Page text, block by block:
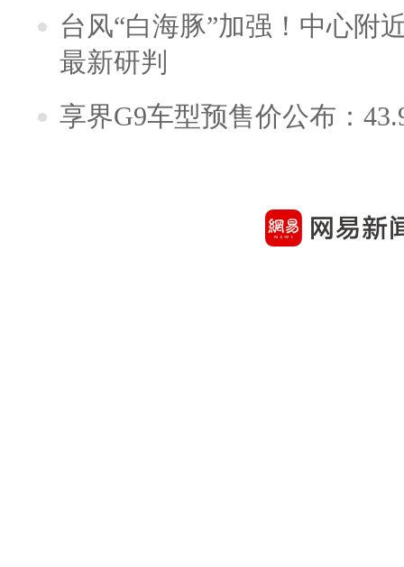
台风“白海豚”加强！中心附
最新研判
享界G9车型预售价公布：